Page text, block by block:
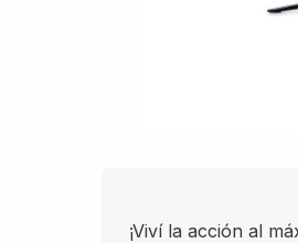
¡Viví la acción al